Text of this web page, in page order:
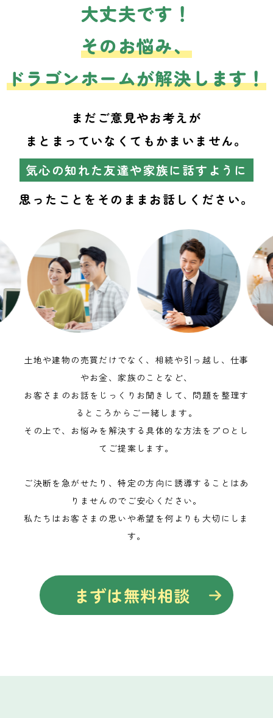
大丈夫です！
そのお悩み、
ドラゴンホームが解決します！
まだご意見やお考えが
まとまっていなくてもかまいません。
気心の知れた友達や家族に話すように
思ったことをそのままお話しください。
土地や建物の売買だけでなく、相続や引っ越し、仕事
やお金、家族のことなど、
お客さまのお話をじっくりお聞きして、問題を整理す
るところからご一緒します。
その上で、お悩みを解決する具体的な方法をプロとし
てご提案します。
ご決断を急がせたり、特定の方向に誘導することはあ
りませんのでご安心ください。
私たちはお客さまの思いや希望を何よりも大切にしま
す。
まずは無料相談